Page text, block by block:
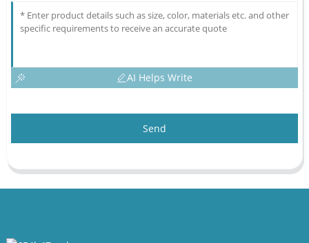
AI Helps Write
Send